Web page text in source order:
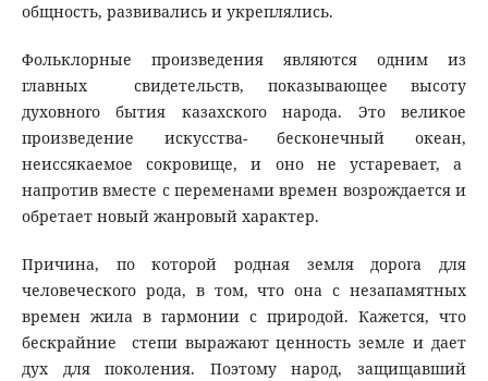
общность, развивались и укреплялись.
Фольклорные произведения являются одним из
главных свидетельств, показывающее высоту
духовного бытия казахского народа. Это великое
произведение искусства- бесконечный океан,
неиссякаемое сокровище, и оно не устаревает, а
напротив вместе с переменами времен возрождается и
обретает новый жанровый характер.
Причина, по которой родная земля дорога для
человеческого рода, в том, что она с незапамятных
времен жила в гармонии с природой. Кажется, что
бескрайние степи выражают ценность земле и дает
дух для поколения. Поэтому народ, защищавший